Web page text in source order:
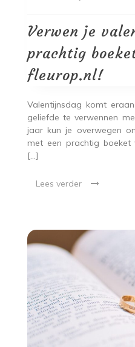
Verwen je
prachtig
fleurop.nl!
Valentijnsdag komt
geliefde te verwennen
jaar kun je overwegen
met een prachtig boeket
[…]
Lees verder